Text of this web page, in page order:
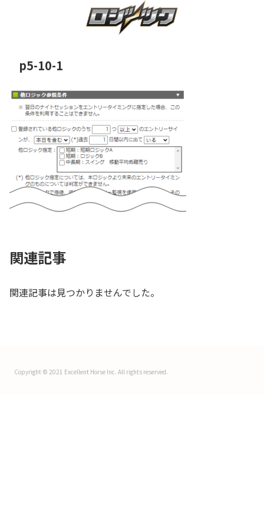
p5-10-1
関連記事
関連記事は見つかりませんでした。
Copyright © 2021 Excellent Horse Inc. All rights reserved.